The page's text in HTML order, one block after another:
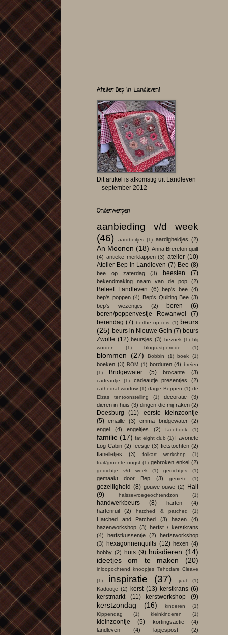
Atelier Bep in Landleven!
Dit artikel is afkomstig uit Landleven
– september 2012
Onderwerpen
aanbieding v/d week
(46)
aardbeitjes (1) aardigheidjes (2)
An Moonen (18) Anna Brereton quilt
(4) antieke merklappen (3) atelier (10)
Atelier Bep in Landleven (7) Bee (8)
bee op zaterdag (3) beesten (7)
bekendmaking naam van de pop (2)
Beleef Landleven (6) bep's bee (4)
bep's poppen (4) Bep's Quilting Bee (3)
bep's wezentjes
(2) beren
(6)
beren/poppenvestje Rowanwol
(7)
berendag (7) berthe op reis (1) beurs
(25) beurs in Nieuwe Gein (7) beurs
Zwolle (12) beursjes (3) bezoek (1) blij
worden
(1) blogrustperiode (1)
blommen (27) Bobbin (1) boek (1)
boeken (3) BOM (1) borduren (4) breien
(1)
Bridgewater (5) brocante (3)
cadeautje (1) cadeautje presentjes (2)
cathedral window (1) dagje Beppen (1) de
Elzas tentoonstelling
(1) decoratie
(3)
dieren in huis (3) dingen die mij raken (2)
Doesburg (11)
eerste kleinzoontje
(5)
emaille (3) emma bridgewater
(2)
engel
(4) engeltjes (2) facebook (1)
familie (17) fat eight club (1) Favoriete
Log Cabin (2) feestje (3) fietstochten (2)
flanelletjes
(3) folkart workshop
(1)
fruit/groente oogst (1) gebroken enkel (2)
gedichtje v/d week (1) gedichtjes (1)
gemaakt door Bep (3) geniete (1)
gezelligheid (8) gouwe ouwe (2)
Hall
(9)
halssevroegeochtendzon (1)
handwerkbeurs (8) harten
(4)
hartenruil
(2) hatched & patched (1)
Hatched and Patched (3) hazen
(4)
hazenworkshop (3) herfst / kerstkrans
(4)
herfstkussentje (2)
herfstworkshop
(3)
hexagonnenquilts (12) hexen (4)
hobby (2) huis (9) huisdieren (14)
ideetjes om te maken
(20)
inloopochtend knoopjes Tehodare Cleave
(1)
inspiratie (37) juul (1)
Kadootje (2) kerst (13) kerstkrans (6)
kerstmarkt
(11) kerstworkshop (9)
kerstzondag (16) kinderen
(1)
Kippendag
(1) kleinkinderen (1)
kleinzoontje (5) kortingsactie
(4)
landleven
(4) lapjespost (2)